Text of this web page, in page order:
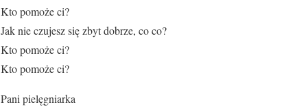
Kto pomoże ci?
Jak nie czujesz się zbyt dobrze, co co?
Kto pomoże ci?
Kto pomoże ci?
Pani pielęgniarka